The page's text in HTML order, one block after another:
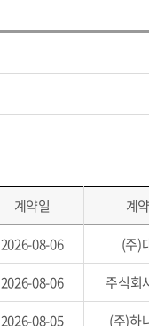
계약일
계
2026-08-06
(주)
2026-08-06
주식회
2026-08-05
(주)하